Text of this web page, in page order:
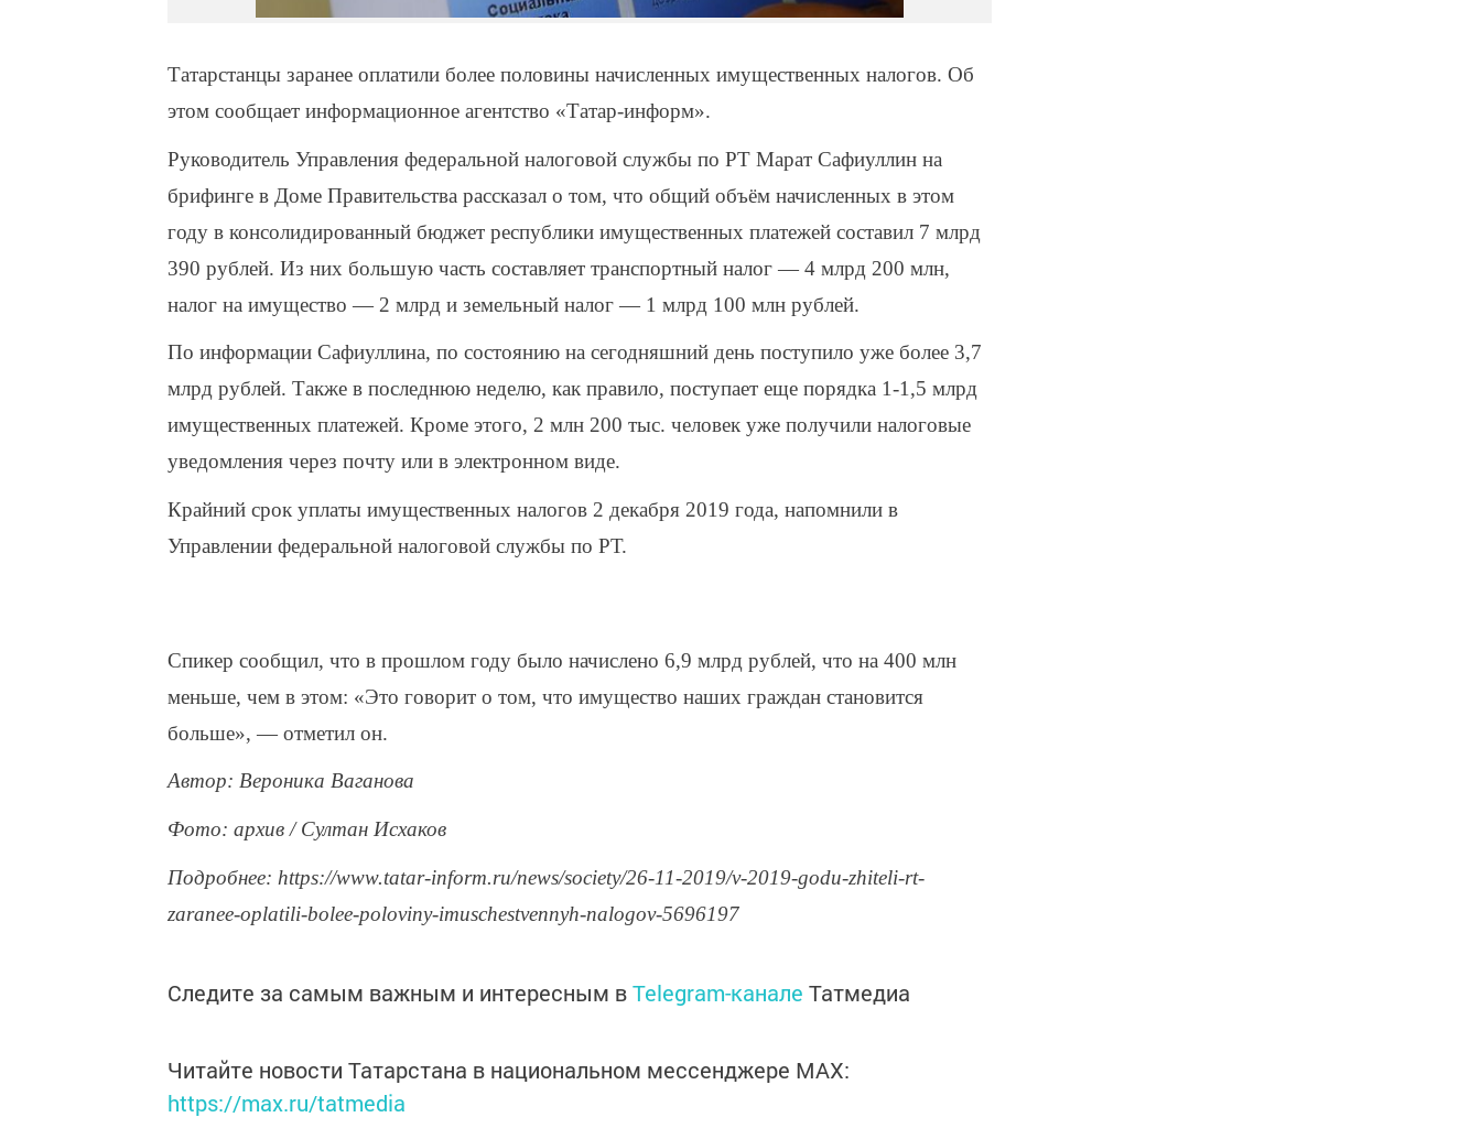
Татарстанцы заранее оплатили более половины начисленных имущественных налогов. Об
этом сообщает информационное агентство «Татар-информ».
Руководитель Управления федеральной налоговой службы по РТ Марат Сафиуллин на
брифинге в Доме Правительства рассказал о том, что общий объём начисленных в этом
году в консолидированный бюджет республики имущественных платежей составил 7 млрд
390 рублей. Из них большую часть составляет транспортный налог — 4 млрд 200 млн,
налог на имущество — 2 млрд и земельный налог — 1 млрд 100 млн рублей.
По информации Сафиуллина, по состоянию на сегодняшний день поступило уже более 3,7
млрд рублей. Также в последнюю неделю, как правило, поступает еще порядка 1-1,5 млрд
имущественных платежей. Кроме этого, 2 млн 200 тыс. человек уже получили налоговые
уведомления через почту или в электронном виде.
Крайний срок уплаты имущественных налогов 2 декабря 2019 года, напомнили в
Управлении федеральной налоговой службы по РТ.
Спикер сообщил, что в прошлом году было начислено 6,9 млрд рублей, что на 400 млн
меньше, чем в этом: «Это говорит о том, что имущество наших граждан становится
больше», — отметил он.
Автор: Вероника Ваганова
Фото: архив / Султан Исхаков
Подробнее: https://www.tatar-inform.ru/news/society/26-11-2019/v-2019-godu-zhiteli-rt-
zaranee-oplatili-bolee-poloviny-imuschestvennyh-nalogov-5696197
Следите за самым важным и интересным вTelegram-канале Татмедиа
Читайте новости Татарстана в национальном мессенджере MАХ:
https://max.ru/tatmedia